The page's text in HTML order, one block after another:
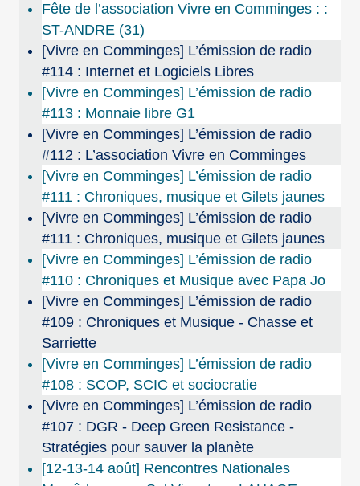
Fête de l’association Vivre en Comminges : :
ST-ANDRE (31)
[Vivre en Comminges] L’émission de radio
#114 : Internet et Logiciels Libres
[Vivre en Comminges] L’émission de radio
#113 : Monnaie libre G1
[Vivre en Comminges] L’émission de radio
#112 : L’association Vivre en Comminges
[Vivre en Comminges] L’émission de radio
#111 : Chroniques, musique et Gilets jaunes
[Vivre en Comminges] L’émission de radio
#111 : Chroniques, musique et Gilets jaunes
[Vivre en Comminges] L’émission de radio
#110 : Chroniques et Musique avec Papa Jo
[Vivre en Comminges] L’émission de radio
#109 : Chroniques et Musique - Chasse et
Sarriette
[Vivre en Comminges] L’émission de radio
#108 : SCOP, SCIC et sociocratie
[Vivre en Comminges] L’émission de radio
#107 : DGR - Deep Green Resistance -
Stratégies pour sauver la planète
[12-13-14 août] Rencontres Nationales